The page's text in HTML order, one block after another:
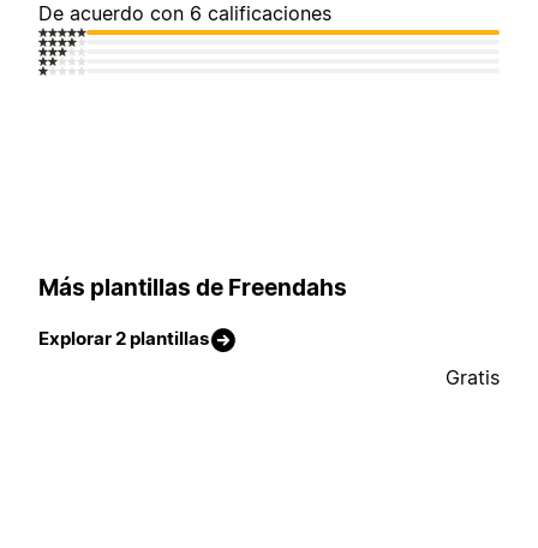
De acuerdo con 6 calificaciones
Más plantillas de Freendahs
Explorar 2 plantillas
Gratis